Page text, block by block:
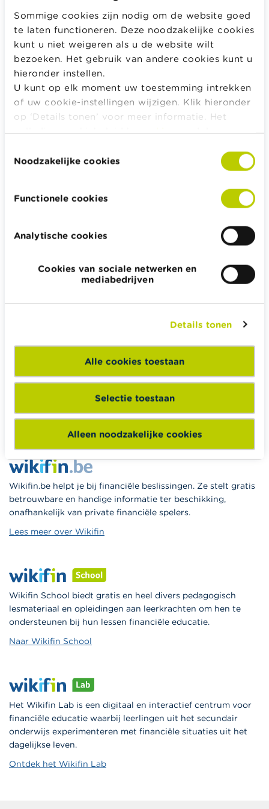
Sommige cookies zijn nodig om de website goed
te laten functioneren. Deze noodzakelijke cookies
kunt u niet weigeren als u de website wilt
bezoeken. Het gebruik van andere cookies kunt u
hieronder instellen.
U kunt op elk moment uw toestemming intrekken
of uw cookie-instellingen wijzigen. Klik hieronder
op ‘Details tonen’ voor meer informatie. Het
volledige cookiebeleid kan uhier raadplegen.
Noodzakelijke cookies
Functionele cookies
Analytische cookies
Cookies van sociale netwerken en
mediabedrijven
Details tonen
Alle cookies toestaan
Selectie toestaan
Alleen noodzakelijke cookies
Wat als je sterft vooraleer je je
gespaard kapitaal hebt opgevraagd?
Koos je voor eenpensioenspaarverzekering
voor de einddatum van je contract dan krijgen je
erfgenamen of de begunstigden vermeld in het
contract, het opgebouwd kapitaal van het contract.
voortijdig sterft, hebben je erfgenamen recht op de
Als je sterft vóór je 60ste, wordt eerst de
anticipatieve
Op het bedrag dat je erfgenamen of begunstigden
Sparen en beleggen
Pensioen en pensioenvoorbereiding
Belasting, werk en inkomen
Woning en hypothecaire lening
Wikifin.be helpt je bij financiële beslissingen. Ze stelt gratis
betrouwbare en handige informatie ter beschikking,
onafhankelijk van private financiële spelers.
Lees meer over Wikifin
Wikifin School biedt gratis en heel divers pedagogisch
lesmateriaal en opleidingen aan leerkrachten om hen te
ondersteunen bij hun lessen financiële educatie.
Naar Wikifin School
Het Wikifin Lab is een digitaal en interactief centrum voor
financiële educatie waarbij leerlingen uit het secundair
onderwijs experimenteren met financiële situaties uit het
dagelijkse leven.
Ontdek het Wikifin Lab